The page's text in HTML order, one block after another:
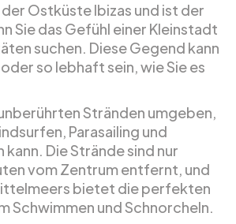
der Ostküste Ibizas und ist der
Sie das Gefühl einer Kleinstadt
suchen. Diese Gegend kann
so lebhaft sein, wie Sie es
Stränden umgeben,
Parasailing und
kann. Die Strände sind nur
vom Zentrum entfernt, und
bietet die perfekten
Schwimmen und Schnorcheln.